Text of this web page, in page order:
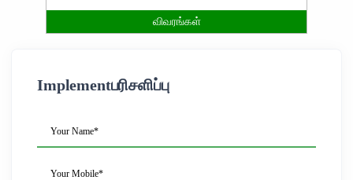
விவரங்கள்
Implementபரிசளிப்பு
Your Name*
Your Mobile*